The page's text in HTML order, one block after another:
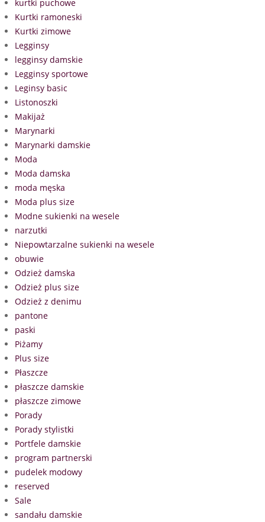
kurtki puchowe
Kurtki ramoneski
Kurtki zimowe
Legginsy
legginsy damskie
Legginsy sportowe
Leginsy basic
Listonoszki
Makijaż
Marynarki
Marynarki damskie
Moda
Moda damska
moda męska
Moda plus size
Modne sukienki na wesele
narzutki
Niepowtarzalne sukienki na wesele
obuwie
Odzież damska
Odzież plus size
Odzież z denimu
pantone
paski
Piżamy
Plus size
Płaszcze
płaszcze damskie
płaszcze zimowe
Porady
Porady stylistki
Portfele damskie
program partnerski
pudelek modowy
reserved
Sale
sandału damskie